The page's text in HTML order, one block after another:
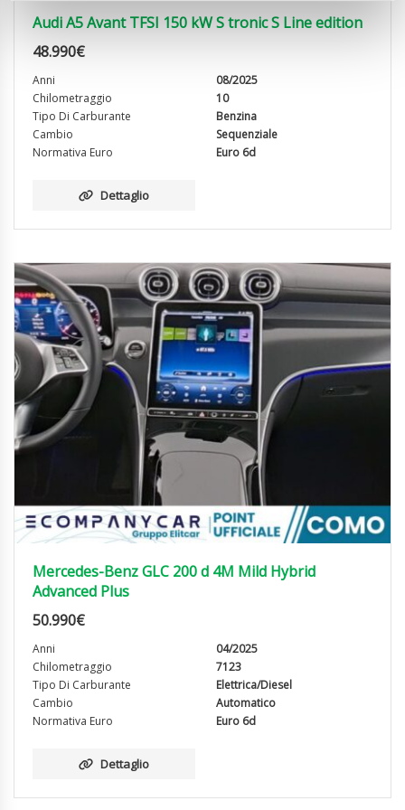
Audi A5 Avant TFSI 150 kW S tronic S Line edition
48.990€
Anni
08/2025
Chilometraggio
10
Tipo Di Carburante
Benzina
Cambio
Sequenziale
Normativa Euro
Euro 6d
Dettaglio
Mercedes-Benz GLC 200 d 4M Mild Hybrid
Advanced Plus
50.990€
Anni
04/2025
Chilometraggio
7123
Tipo Di Carburante
Elettrica/Diesel
Cambio
Automatico
Normativa Euro
Euro 6d
Dettaglio